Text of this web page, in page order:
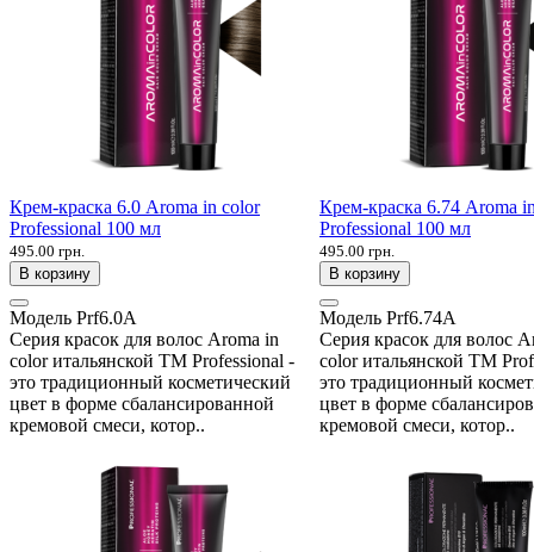
Крем-краска 6.0 Aroma in color
Professional 100 мл
495.00 грн.
В корзину
Модель Prf6.0A
Серия красок для волос Aroma in
color итальянской ТМ Professional -
это традиционный косметический
цвет в форме сбалансированной
кремовой смеси, котор..
Крем-краска 6.74 Aroma
Professional 100 мл
495.00 грн.
В корзину
Модель Prf6.74A
Серия красок для волос
color итальянской ТМ
это традиционный
цвет в форме
кремовой смеси, котор..